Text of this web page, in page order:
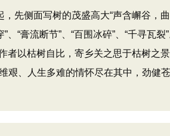
侧面写树的茂盛高大“声含嶰谷，曲
“膏流断节”、“百围冰碎”、“千寻瓦
者以枯树自比，寄乡关之思于枯树之
艰、人生多难的情怀尽在其中，劲健苍